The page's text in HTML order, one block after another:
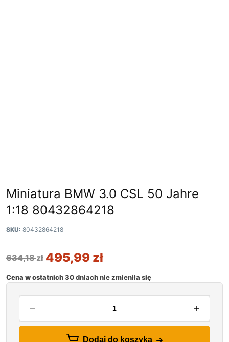
Miniatura BMW 3.0 CSL 50 Jahre
1:18 80432864218
SKU: 80432864218
634,18zł 495,99 zł
Cena w ostatnich 30 dniach nie zmieniła się
Dodaj do koszyka